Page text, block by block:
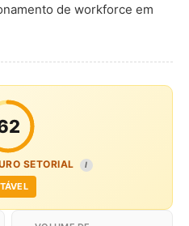
de workforce em
SETORIAL I